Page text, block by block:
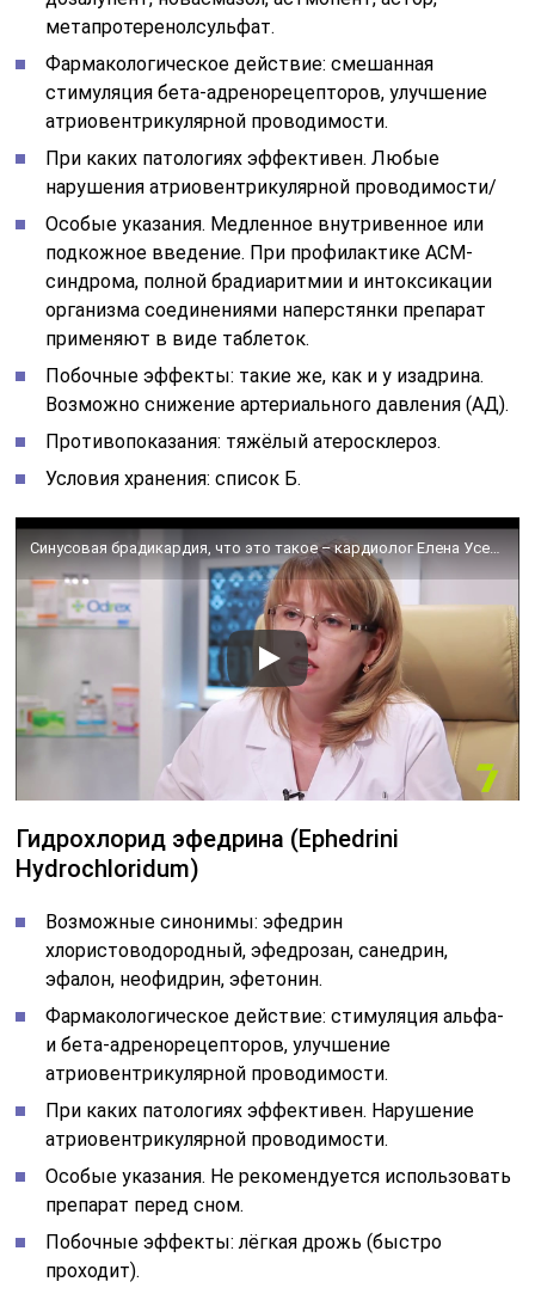
метапротеренолсульфат.
Фармакологическое действие: смешанная
стимуляция бета-адренорецепторов, улучшение
атриовентрикулярной проводимости.
При каких патологиях эффективен. Любые
нарушения атриовентрикулярной проводимости/
Особые указания. Медленное внутривенное или
подкожное введение. При профилактике АСМ-
синдрома, полной брадиаритмии и интоксикации
организма соединениями наперстянки препарат
применяют в виде таблеток.
Побочные эффекты: такие же, как и у изадрина.
Возможно снижение артериального давления (АД).
Противопоказания: тяжёлый атеросклероз.
Условия хранения: список Б.
Гидрохлорид эфедрина (Ephedrini
Hydrochloridum)
Возможные синонимы: эфедрин
хлористоводородный, эфедрозан, санедрин,
эфалон, неофидрин, эфетонин.
Фармакологическое действие: стимуляция альфа-
и бета-адренорецепторов, улучшение
атриовентрикулярной проводимости.
При каких патологиях эффективен. Нарушение
атриовентрикулярной проводимости.
Особые указания. Не рекомендуется использовать
препарат перед сном.
Побочные эффекты: лёгкая дрожь (быстро
проходит).